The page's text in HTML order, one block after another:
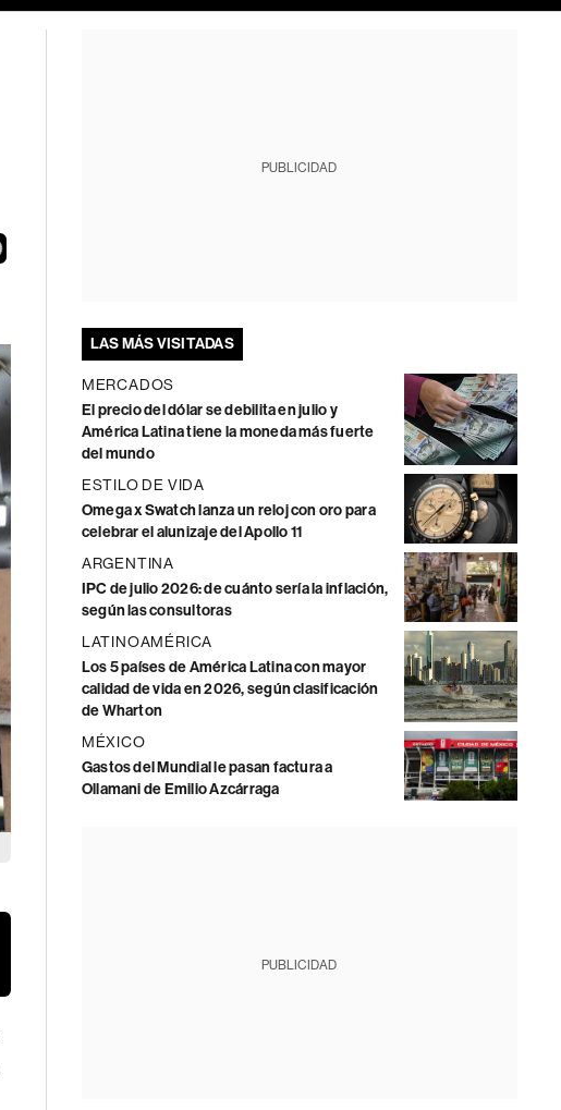
PUBLICIDAD
LAS MÁS VISITADAS
MERCADOS
El precio del dólar se debilita en julio y
América Latina tiene la moneda más fuerte
del mundo
ESTILO DE VIDA
Omega x Swatch lanza un reloj con oro para
celebrar el alunizaje del Apollo 11
ARGENTINA
IPC de julio 2026: de cuánto sería la inflación,
según las consultoras
LATINOAMÉRICA
Los 5 países de América Latina con mayor
calidad de vida en 2026, según clasificación
de Wharton
MÉXICO
Gastos del Mundial le pasan factura a
Ollamani de Emilio Azcárraga
PUBLICIDAD